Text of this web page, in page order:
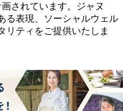
されています。ジャヌ
る表現、ソーシャルウェル
リティをご提供いたしま